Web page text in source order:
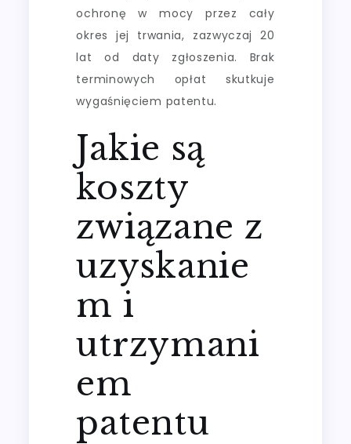
ochronę w mocy przez cały
okres jej trwania, zazwyczaj 20
lat od daty zgłoszenia. Brak
terminowych opłat skutkuje
wygaśnięciem patentu.
Jakie są
koszty
związane z
uzyskanie
m i
utrzymani
em
patentu